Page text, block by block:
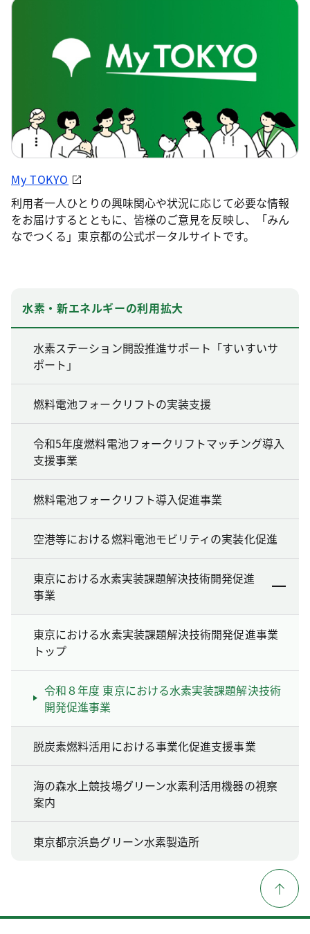
My TOKYO
利用者一人ひとりの興味関心や状況に応じて必要な情報
をお届けするとともに、皆様のご意見を反映し、「みん
なでつくる」東京都の公式ポータルサイトです。
水素・新エネルギーの利用拡大
水素ステーション開設推進サポート「すいすいサ
ポート」
燃料電池フォークリフトの実装支援
令和5年度燃料電池フォークリフトマッチング導入
支援事業
燃料電池フォークリフト導入促進事業
空港等における燃料電池モビリティの実装化促進
東京における水素実装課題解決技術開発促進
事業
東京における水素実装課題解決技術開発促進事業
トップ
令和８年度 東京における水素実装課題解決技術
開発促進事業
脱炭素燃料活用における事業化促進支援事業
海の森水上競技場グリーン水素利活用機器の視察
案内
東京都京浜島グリーン水素製造所